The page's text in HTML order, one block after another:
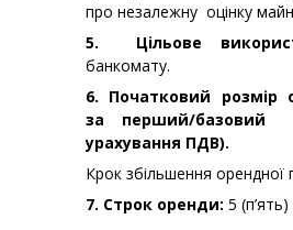
про незалежну оцінку
5. Цільове
банкомату.
6. Початковий розмір
за перший/базовий
урахування ПДВ).
Крок збільшення орендної
7. Строк оренди: 5 (п’ять)